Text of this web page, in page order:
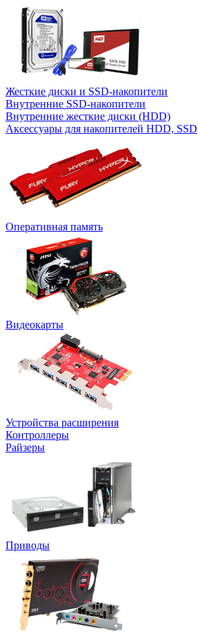
Жесткие диски и SSD-накопители
Внутренние SSD-накопители
Внутренние жесткие диски (HDD)
Аксессуары для накопителей HDD, SSD
Оперативная память
Видеокарты
Устройства расширения
Контроллеры
Райзеры
Приводы